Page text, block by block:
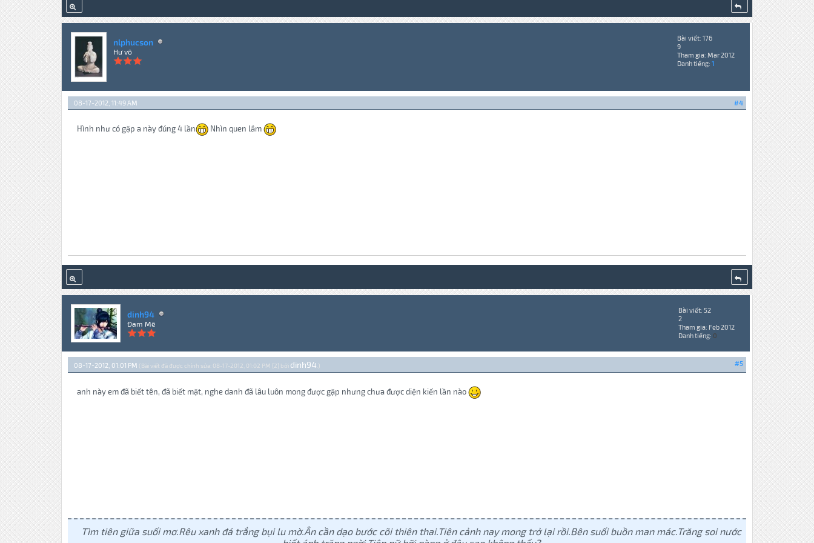
nlphucson
Hư vô
Bài viết: 176
9
Tham gia: Mar 2012
Danh tiếng: 1
#4
08-17-2012, 11:49 AM
Hình như có gặp a này đúng 4 lần Nhìn quen lắm
dinh94
Đam Mê
Bài viết: 52
2
Tham gia: Feb 2012
Danh tiếng: 0
#5
08-17-2012, 01:01 PM (Bài viết đã được chỉnh sửa: 08-17-2012, 01:02 PM {2} bởi dinh94 .)
anh này em đã biết tên, đã biết mặt, nghe danh đã lâu luôn mong được gặp nhưng chưa được diện kiến lần nào
Tìm tiên giữa suối mơ.Rêu xanh đá trắng bụi lu mờ.Ân cần dạo bước cõi thiên thai.Tiên cảnh nay mong trở lại rồi.Bên suối buồn man mác.Trăng soi nước